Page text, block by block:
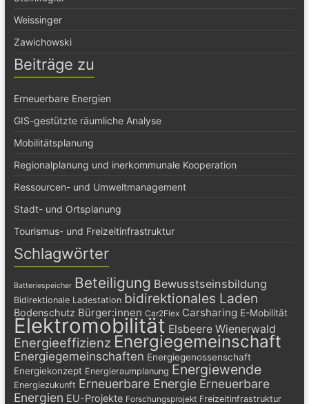
Weissinger
Zawichowski
Beiträge zu
Erneuerbare Energien
GIS-gestützte räumliche Analyse
Mobilitätsplanung
Regionalplanung und inerkommunale Kooperation
Ressourcen- und Umweltmanagement
Stadt- und Ortsplanung
Tourismus- und Freizeitinfrastruktur
Schlagwörter
Batteriespeicher Beteiligung Bewusstseinsbildung
Bidirektionale Ladestation bidirektionales Laden
Bodenschutz Bürger:innen Car2Flex Carsharing E-Mobilität
Elektromobilität Elsbeere Wienerwald
Energieeffizienz Energiegemeinschaft
Energiegemeinschaften Energiegenossenschaft
Energiekonzept Energieraumplanung Energiewende
Energiezukunft Erneuerbare Energie Erneuerbare
Energien EU-Projekte Forschungsprojekt Freizeitinfrastruktur